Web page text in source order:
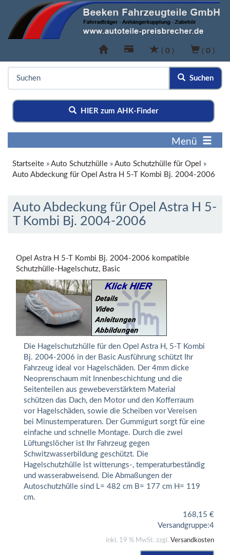
( 0 ) ( 0 )
Suchen
HIER zum AHK-Finder
Menü
Startseite » Auto Schutzhülle » Auto Schutzhülle für Opel »
Auto Abdeckung für Opel Astra H 5-T Kombi Bj. 2004-2006
Auto Abdeckung für Opel Astra H 5-
T Kombi Bj. 2004-2006
Opel Astra H 5-T Kombi Bj. 2004-2006 kompatible
Schutzhülle-Hagelschutz, Basic
Die Hagelschutzhülle für den Opel Astra H, 5-T Kombi
Bj. 2004-2006 in der Basic Ausführung schützt Ihr
Fahrzeug ideal vor Hagelschäden. Der 4mm dicke
Neoprenschaum mit Innenbeschichtung und die
Seitenteilen aus gewebeverstärktem Material
schützen das Dach, den Motor und den Kofferraum
vor Hagelschäden, sowie die Scheiben vor Vereisen
bei Minustemperaturen. Der Gummigurt sorgt für eine
einfache und schnelle Montage. Durch die zwei
Lüftungslöcher ist Ihr Fahrzeug gegen
Schwitzwasserbildung geschützt. Die
Hagelschutzhülle ist witterungs-, temperaturbeständig
und wasserabweisend. Die Abmaßungen der
Autoschutzhülle sind L= 482 cm B= 177 cm H= 119
cm.
168,15 €
Versandgruppe:4
inkl. 19 % MwSt. zzgl. Versandkosten